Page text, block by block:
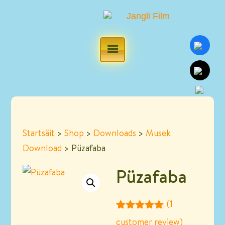
Startsäit > Shop > Downloads > Musek
Download > Püzafaba
Püzafaba
Rated
(1
customer review)